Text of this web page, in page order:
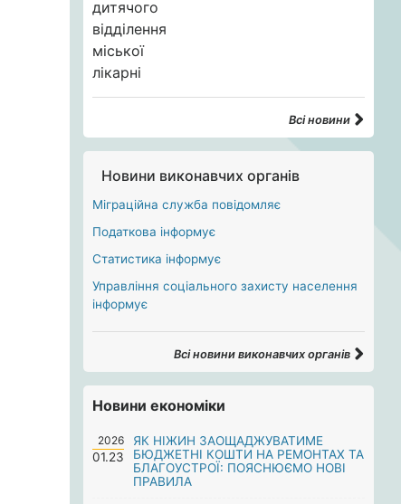
Всі новини
Новини виконавчих органів
Міграційна служба повідомляє
Податкова інформує
Статистика інформує
Управління соціального захисту населення
інформує
Всі новини виконавчих органів
Новини економіки
2026
01.23
ЯК НІЖИН ЗАОЩАДЖУВАТИМЕ
БЮДЖЕТНІ КОШТИ НА РЕМОНТАХ ТА
БЛАГОУСТРОЇ: ПОЯСНЮЄМО НОВІ
ПРАВИЛА